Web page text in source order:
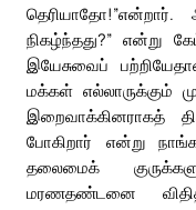
நிகழ்ந்தது?” என்று
இயேசுவைப்
மக்கள் எல்லாருக்கும்
இறைவாக்கினராகத்
போகிறார் என்று
தலைமைக்
மரணதண்டனை